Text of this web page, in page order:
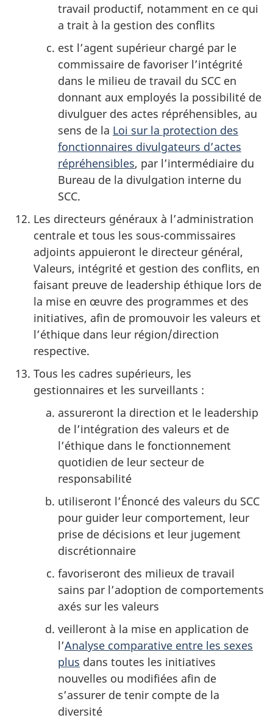
travail productif, notamment en ce qui
a trait à la gestion des conflits
est l’agent supérieur chargé par le
commissaire de favoriser l’intégrité
dans le milieu de travail du SCC en
donnant aux employés la possibilité de
divulguer des actes répréhensibles, au
sens de la Loi sur la protection des
fonctionnaires divulgateurs d’actes
répréhensibles, par l’intermédiaire du
Bureau de la divulgation interne du
SCC.
Les directeurs généraux à l’administration
centrale et tous les sous-commissaires
adjoints appuieront le directeur général,
Valeurs, intégrité et gestion des conflits, en
faisant preuve de leadership éthique lors de
la mise en œuvre des programmes et des
initiatives, afin de promouvoir les valeurs et
l’éthique dans leur région/direction
respective.
Tous les cadres supérieurs, les
gestionnaires et les surveillants :
assureront la direction et le leadership
de l’intégration des valeurs et de
l’éthique dans le fonctionnement
quotidien de leur secteur de
responsabilité
utiliseront l’Énoncé des valeurs du SCC
pour guider leur comportement, leur
prise de décisions et leur jugement
discrétionnaire
favoriseront des milieux de travail
sains par l’adoption de comportements
axés sur les valeurs
veilleront à la mise en application de
l’Analyse comparative entre les sexes
plus dans toutes les initiatives
nouvelles ou modifiées afin de
s’assurer de tenir compte de la
diversité